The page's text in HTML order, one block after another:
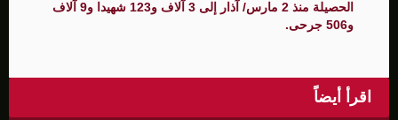
الحصيلة منذ 2 مارس/ آذار إلى 3 آلاف و123 شهيدا و9 آلاف
و506 جرحى.
اقرأ أيضاً